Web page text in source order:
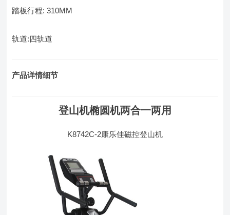
踏板行程: 310MM
轨道:四轨道
产品详情细节
登山机椭圆机两合一两用
K8742C-2康乐佳磁控登山机